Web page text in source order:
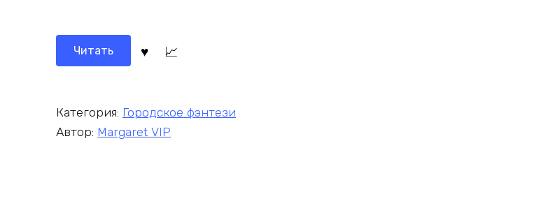
Читать
Категория: Городское фэнтези
Автор: Margaret VIP